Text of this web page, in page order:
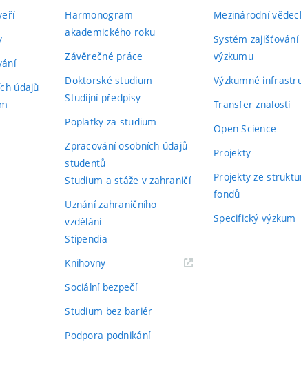
údajů
Harmonogram
akademického roku
Závěrečné práce
Doktorské studium
Studijní předpisy
Poplatky za studium
Zpracování osobních údajů
studentů
Studium a stáže v zahraničí
Uznání zahraničního
vzdělání
Stipendia
Knihovny(externí
Sociální bezpečí
Studium bez bariér
Podpora podnikání
Mezinárodní
Systém
výzkumu
Výzkumné
Transfer znalostí
Open Science
Projekty
Projekty ze
fondů
Specifický výzkum